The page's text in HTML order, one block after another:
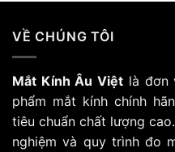
VỀ CHÚNG TÔI
Mắt Kính Âu Việt là đơn
phẩm mắt kính chính
tiêu chuẩn chất lượng
nghiệm và quy trình đo